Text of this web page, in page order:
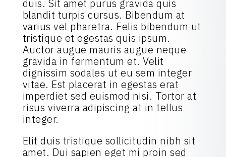
duis. Sit amet purus gravida quis
blandit turpis cursus. Bibendum at
varius vel pharetra. Felis bibendum ut
tristique et egestas quis ipsum.
Auctor augue mauris augue neque
gravida in fermentum et. Velit
dignissim sodales ut eu sem integer
vitae. Est placerat in egestas erat
imperdiet sed euismod nisi. Tortor at
risus viverra adipiscing at in tellus
integer.
Elit duis tristique sollicitudin nibh sit
amet. Dui sapien eget mi proin sed